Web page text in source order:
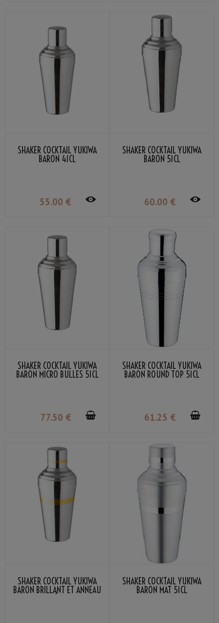
SHAKER COCKTAIL YUKIWA
BARON 41CL
55.00 €
SHAKER COCKTAIL YUKIWA
BARON 51CL
60.00 €
SHAKER COCKTAIL YUKIWA
BARON MICRO BULLES 51CL
77.50 €
SHAKER COCKTAIL YUKIWA
BARON ROUND TOP 51CL
61.25 €
SHAKER COCKTAIL YUKIWA
BARON BRILLANT ET ANNEAU
SHAKER COCKTAIL YUKIWA
BARON MAT 51CL